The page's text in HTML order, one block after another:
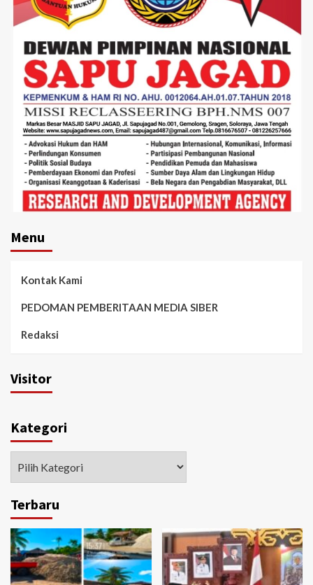
Menu
Kontak Kami
PEDOMAN PEMBERITAAN MEDIA SIBER
Redaksi
Visitor
Kategori
Terbaru